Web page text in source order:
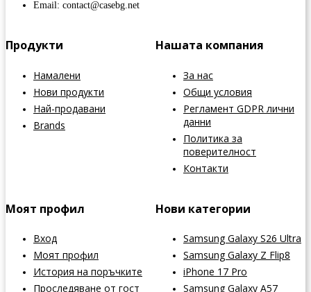
Email: contact@casebg.net
Продукти
Намалени
Нови продукти
Най-продавани
Brands
Нашата компания
За нас
Общи условия
Регламент GDPR лични
данни
Политика за
поверителност
Контакти
Моят профил
Вход
Моят профил
История на поръчките
Проследяване от гост
Нови категории
Samsung Galaxy S26 Ultra
Samsung Galaxy Z Flip8
iPhone 17 Pro
Samsung Galaxy A57